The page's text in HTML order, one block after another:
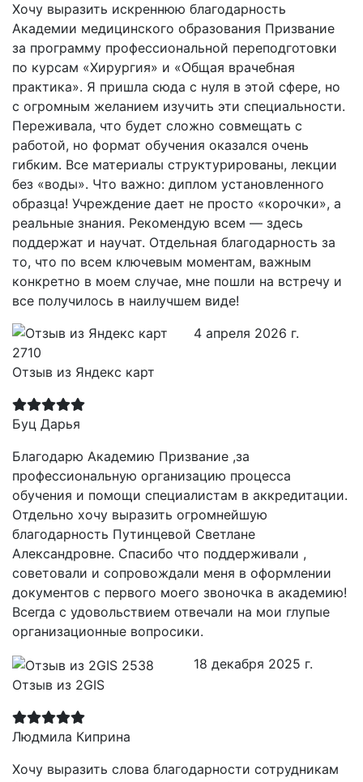
Хочу выразить искреннюю благодарность
Академии медицинского образования Призвание
за программу профессиональной переподготовки
по курсам «Хирургия» и «Общая врачебная
практика». Я пришла сюда с нуля в этой сфере, но
с огромным желанием изучить эти специальности.
Переживала, что будет сложно совмещать с
работой, но формат обучения оказался очень
гибким. Все материалы структурированы, лекции
без «воды». Что важно: диплом установленного
образца! Учреждение дает не просто «корочки», а
реальные знания. Рекомендую всем — здесь
поддержат и научат. Отдельная благодарность за
то, что по всем ключевым моментам, важным
конкретно в моем случае, мне пошли на встречу и
все получилось в наилучшем виде!
Отзыв из Яндекс карт
4 апреля 2026 г.
Буц Дарья
Благодарю Академию Призвание ,за
профессиональную организацию процесса
обучения и помощи специалистам в аккредитации.
Отдельно хочу выразить огромнейшую
благодарность Путинцевой Светлане
Александровне. Спасибо что поддерживали ,
советовали и сопровождали меня в оформлении
документов с первого моего звоночка в академию!
Всегда с удовольствием отвечали на мои глупые
организационные вопросики.
Отзыв из 2GIS
18 декабря 2025 г.
Людмила Киприна
Хочу выразить слова благодарности сотрудникам